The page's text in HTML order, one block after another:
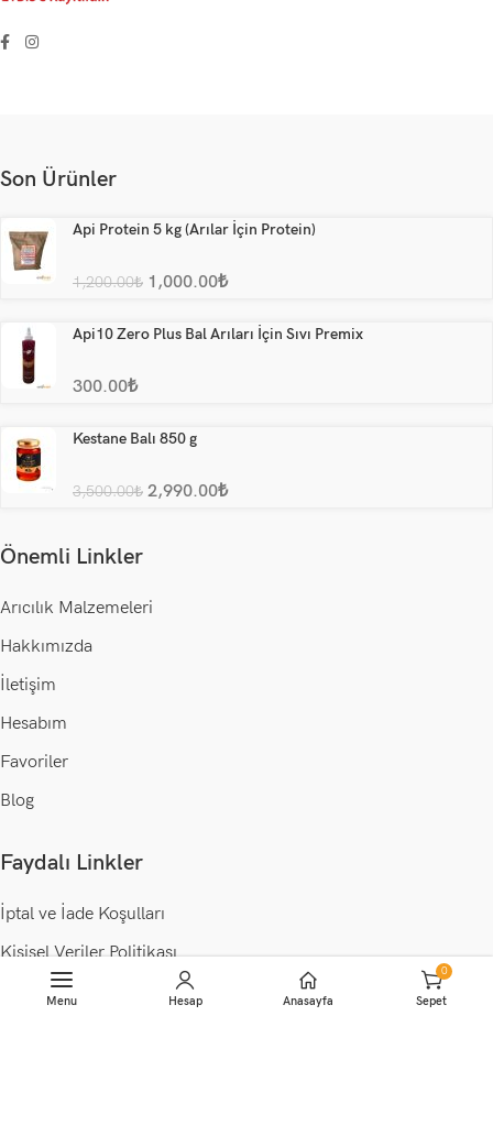
Son Ürünler
Api Protein 5 kg (Arılar İçin Protein)
1,200.00₺ 1,000.00₺
Api10 Zero Plus Bal Arıları İçin Sıvı Premix
300.00₺
Kestane Balı 850 g
3,500.00₺ 2,990.00₺
Önemli Linkler
Arıcılık Malzemeleri
Hakkımızda
İletişim
Hesabım
Favoriler
Blog
Faydalı Linkler
İptal ve İade Koşulları
Kişisel Veriler Politikası
Mesafeli Satış Sözleşmesi
Menu Hesap Anasayfa
0
Sepet